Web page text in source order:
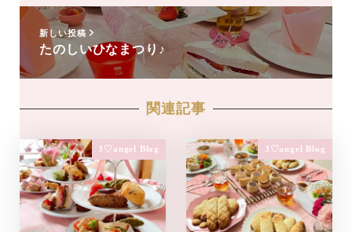
新しい投稿
たのしいひなまつり♪
関連記事
3♡angel Blog 3♡angel Blog